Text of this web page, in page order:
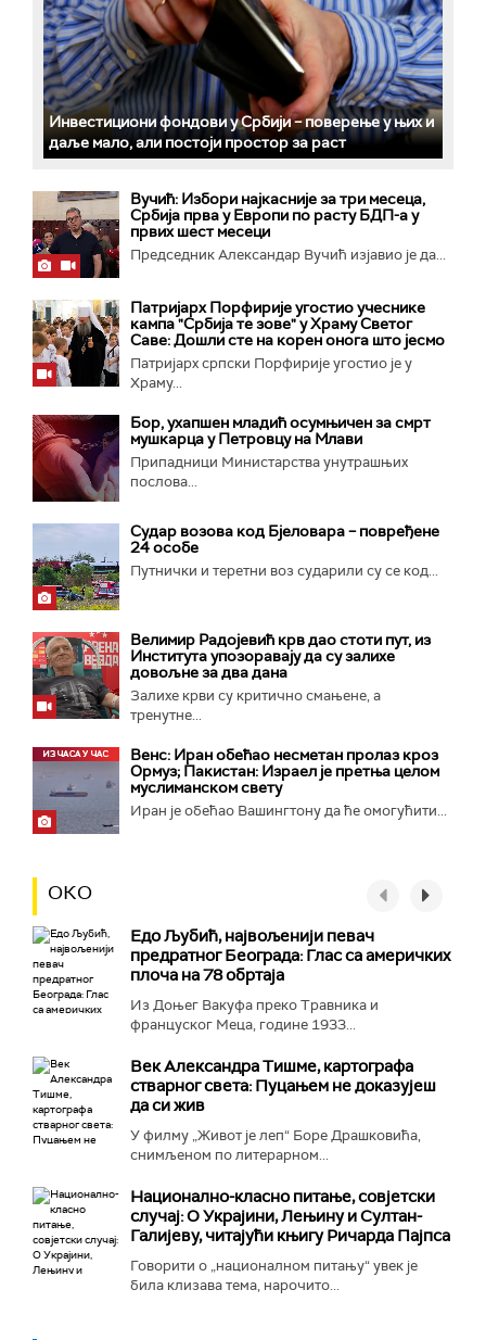
Инвестициони фондови у Србији – поверење у њих и
даље мало, али постоји простор за раст
Вучић: Избори најкасније за три месеца,
Србија прва у Европи по расту БДП-а у
првих шест месеци
Председник Александар Вучић изјавио је да...
Патријарх Порфирије угостио учеснике
кампа "Србија те зове" у Храму Светог
Саве: Дошли сте на корен онога што јесмо
Патријарх српски Порфирије угостио је у
Храму...
Бор, ухапшен младић осумњичен за смрт
мушкарца у Петровцу на Млави
Припадници Министарства унутрашњих
послова...
Судар возова код Бјеловара – повређене
24 особе
Путнички и теретни воз сударили су се код...
Велимир Радојевић крв дао стоти пут, из
Института упозоравају да су залихе
довољне за два дана
Залихе крви су критично смањене, а
тренутне...
Венс: Иран обећао несметан пролаз кроз
Ормуз; Пакистан: Израел је претња целом
муслиманском свету
Иран је обећао Вашингтону да ће омогућити...
ОКО
Едо Љубић, највољенији певач
предратног Београда: Глас са америчких
плоча на 78 обртаја
Из Доњег Вакуфа преко Травника и
француског Меца, године 1933...
Век Александра Тишме, картографа
стварног света: Пуцањем не доказујеш
да си жив
У филму „Живот је леп“ Боре Драшковића,
снимљеном по литерарном...
Национално-класнo питање, совјетски
случај: О Украјини, Лењину и Султан-
Галијеву, читајући књигу Ричарда Пајпса
Говорити о „националном питању“ увек је
била клизава тема, нарочито...